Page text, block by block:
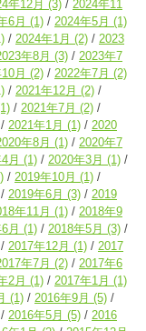
年12月 (3)
2024年11
6月 (1) 2024年5月 (1)
2024年1月 (2)
2023
年8月 (3)
2023年7
月 (2) 2022年7月 (2)
2021年12月 (2)
2021年7月 (2)
2021年1月 (1)
2020
年8月 (1)
2020年7
月 (1) 2020年3月 (1)
2019年10月 (1)
2019年6月 (3)
2019
年11月 (1)
2018年9
月 (1) 2018年5月 (3)
2017年12月 (1)
2017
年7月 (2)
2017年6
2月 (1) 2017年1月 (1)
(1) 2016年9月 (5)
2016年5月 (5)
2016